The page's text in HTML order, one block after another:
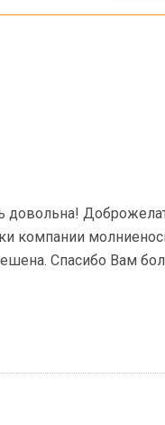
довольна!
компании
Спасибо Вам